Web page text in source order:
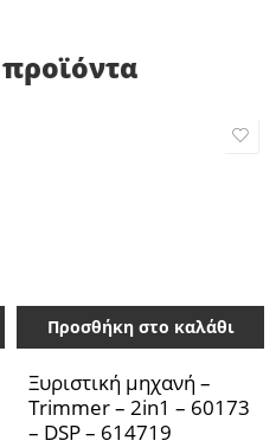
Προσθήκη στο καλάθι
Ξυριστική μηχανή –
Trimmer – 2in1 – 60173
– DSP – 614719